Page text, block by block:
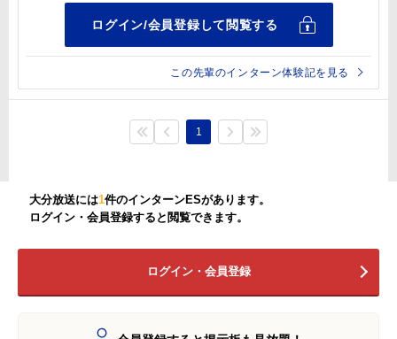
この先輩のインターン体験記を見る
1
大分放送には1件のインターンESがあります。
ログイン・会員登録すると閲覧できます。
ログイン・会員登録